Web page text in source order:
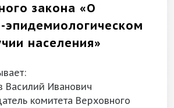
закона «О
эпидемиологическом
населения»
Василий Иванович
комитета Верховного